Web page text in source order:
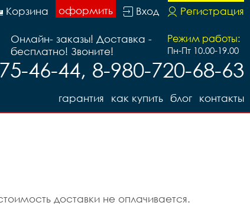
Регистрация
Вход
оформить
Корзина
Режим работы:
Пн-Пт 10.00-19.00
Онлайн- заказы! Доставка -
бесплатно! Звоните!
46-44, 8-980-720-68-63
контакты
блог
как купить
гарантия
доставки не оплачивается.